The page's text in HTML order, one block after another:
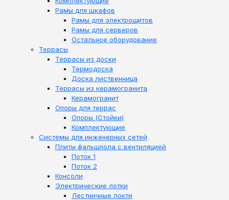
Рамы для шкафов
Рамы для электрощитов
Рамы для серверов
Остальное оборудование
Террасы
Террасы из доски
Термодоска
Доска лиственница
Террасы из керамогранита
Керамогранит
Опоры для террас
Опоры (Стойки)
Комплектующие
Системы для инженерных сетей
Плиты фальшпола с вентиляцией
Поток 1
Поток 2
Консоли
Электрические лотки
Лестничные локти